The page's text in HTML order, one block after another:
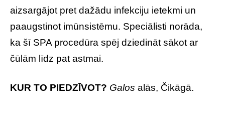
aizsargājot pret dažādu infekciju ietekmi un
paaugstinot imūnsistēmu. Speciālisti norāda,
ka šī SPA procedūra spēj dziedināt sākot ar
čūlām līdz pat astmai.
KUR TO PIEDZĪVOT? Galos alās, Čikāgā.